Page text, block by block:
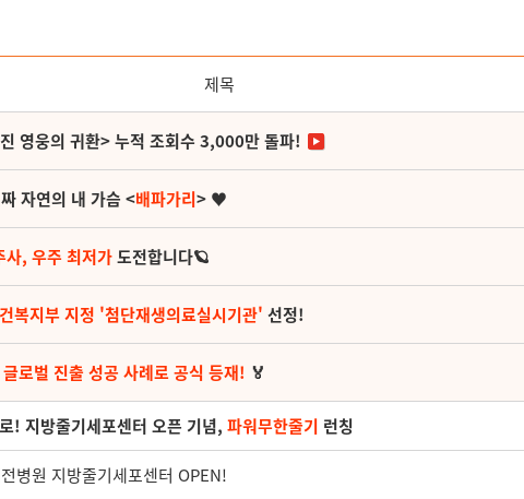
제목
영웅의 귀환> 누적 조회수 3,000만 돌파!
자연의 내 가슴 <배파가리> ♥
, 우주 최저가도전합니다🪐
복지부 지정 '첨단재생의료실시기관' 선정!
글로벌 진출 성공 사례로 공식 등재! 🏅
! 지방줄기세포센터 오픈 기념, 파워무한줄기 런칭
병원 지방줄기세포센터 OPEN!